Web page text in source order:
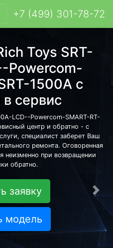
+7 (499) 301-78-72
Toys SRT-
Powercom-
1500A с
сервис
LCD--Powercom-SMART-RT-
центр и обратно - с
специалист заберет Ваш
ремонта. Оговоренная
неизменно при возвращении
обратно.
заявку
модель